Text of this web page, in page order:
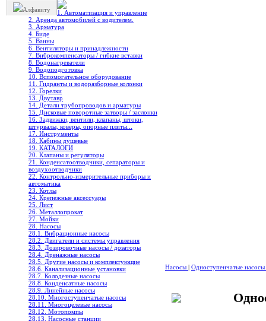
Алфавиту
1. Автоматизация и управление
2. Аренда автомобилей с водителем.
3. Арматура
4. Биде
5. Ванны
6. Вентиляторы и принадлежности
7. Виброкомпенсаторы / гибкие вставки
8. Водонагреватели
9. Водоподготовка
10. Вспомогательное оборудование
11. Гидранты и водоразборные колонки
12. Горелки
13. Двутавр
14. Детали трубопроводов и арматуры
15. Дисковые поворотные затворы / заслонки
16. Задвижки, вентили, клапаны, штоки,
штурвалы, коверы, опорные плиты...
17. Инструменты
18. Кабины душевые
19. КАТАЛОГИ
20. Клапаны и регуляторы
21. Конденсатоотводчики, сепараторы и
воздухоотводчики
22. Контрольно-измерительные приборы и
автоматика
23. Котлы
24. Крепежные аксессуары
25. Лист
26. Металлопрокат
27. Мойки
28. Насосы
28.1. Вибрационные насосы
28.2. Двигатели и системы управления
28.3. Дозировочные насосы / дозаторы
28.4. Дренажные насосы
28.5. Другие насосы и комплектующие
28.6. Канализационные установки
28.7. Колодезные насосы
28.8. Конденсатные насосы
28.9. Линейные насосы
28.10. Многоступенчатые насосы
28.11. Многоцелевые насосы
28.12. Мотопомпы
28.13. Насосные станции
Насосы | Одноступенчатые насосы